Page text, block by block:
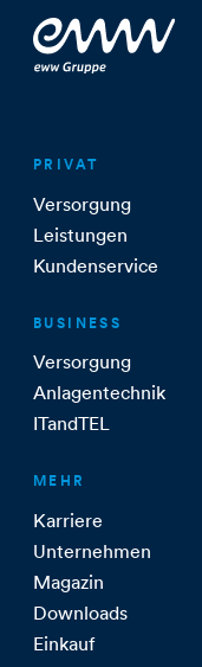
PRIVAT
Versorgung
Leistungen
Kundenservice
BUSINESS
Versorgung
Anlagentechnik
ITandTEL
MEHR
Karriere
Unternehmen
Magazin
Downloads
Einkauf